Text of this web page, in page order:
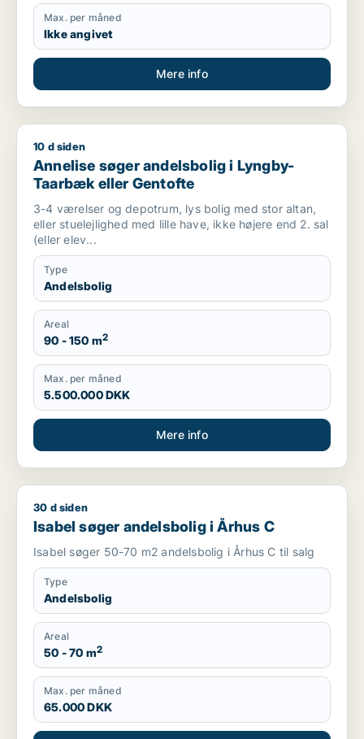
Max. per måned
Ikke angivet
Mere info
Annelise søger andelsbolig i Lyngby-Taarbæk eller Gentofte
10 d siden
Annelise søger andelsbolig i Lyngby-
Taarbæk eller Gentofte
3-4 værelser og depotrum, lys bolig med stor altan,
eller stuelejlighed med lille have, ikke højere end 2. sal
(eller elev...
Type
Andelsbolig
Areal
90 - 150 m2
Max. per måned
5.500.000 DKK
Mere info
Isabel søger andelsbolig i Århus C
30 d siden
Isabel søger andelsbolig i Århus C
Isabel søger 50-70 m2 andelsbolig i Århus C til salg
Type
Andelsbolig
Areal
50 - 70 m2
Max. per måned
65.000 DKK